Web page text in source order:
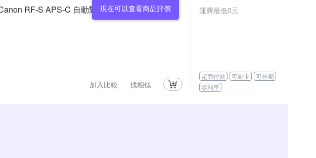
現在可以查看商品評價
RF-S APS-C 自動對焦鏡頭 公司貨
加入比較 找相似
運費最低0元
超商付款 可刷卡
可分期
零利率